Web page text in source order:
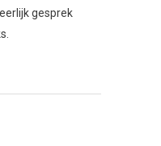
gesprek